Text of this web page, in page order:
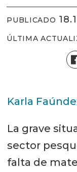
PUBLICADO
ÚLTIMA
Karla
La grave
sector
falta de